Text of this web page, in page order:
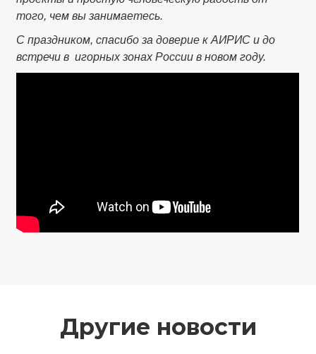
того, чем вы занимаетесь.
С праздником, спасибо за доверие к АИРИС и до
встречи в игорных зонах России в новом году.
Другие новости